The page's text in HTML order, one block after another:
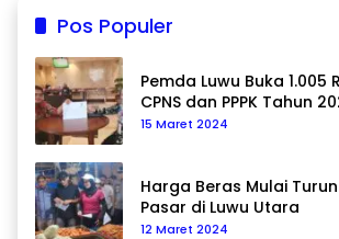
Pos Populer
Pemda Luwu Buka 1.005
CPNS dan PPPK Tahun
15 Maret 2024
Harga Beras Mulai
Pasar di Luwu Utara
12 Maret 2024